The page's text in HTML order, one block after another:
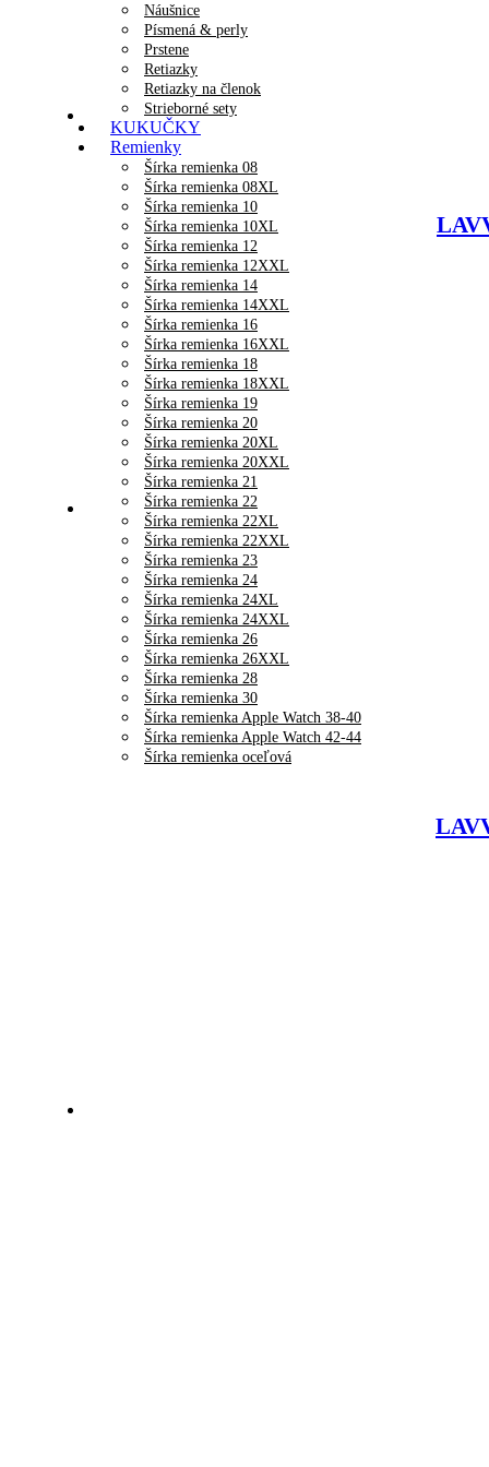
Náušnice
Písmená & perly
Prstene
Retiazky
Retiazky na členok
Strieborné sety
KUKUČKY
Remienky
Šírka remienka 08
Šírka remienka 08XL
Šírka remienka 10
Šírka remienka 10XL
Šírka remienka 12
Šírka remienka 12XXL
Šírka remienka 14
Šírka remienka 14XXL
Šírka remienka 16
Šírka remienka 16XXL
Šírka remienka 18
Šírka remienka 18XXL
Šírka remienka 19
Šírka remienka 20
Šírka remienka 20XL
Šírka remienka 20XXL
Šírka remienka 21
Šírka remienka 22
Šírka remienka 22XL
Šírka remienka 22XXL
Šírka remienka 23
Šírka remienka 24
Šírka remienka 24XL
Šírka remienka 24XXL
Šírka remienka 26
Šírka remienka 26XXL
Šírka remienka 28
Šírka remienka 30
Šírka remienka Apple Watch 38-40
Šírka remienka Apple Watch 42-44
Šírka remienka oceľová